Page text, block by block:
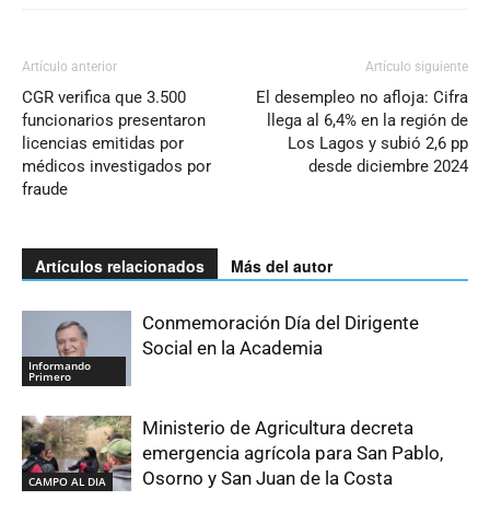
Artículo anterior
CGR verifica que 3.500
funcionarios presentaron
licencias emitidas por
médicos investigados por
fraude
Artículo siguiente
El desempleo no afloja: Cifra
llega al 6,4% en la región de
Los Lagos y subió 2,6 pp
desde diciembre 2024
Artículos relacionados Más del autor
Informando
Primero
Conmemoración Día del Dirigente
Social en la Academia
CAMPO AL DIA
Ministerio de Agricultura decreta
emergencia agrícola para San Pablo,
Osorno y San Juan de la Costa